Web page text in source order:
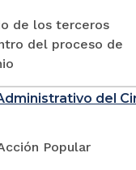
de los terceros
del proceso de
del
Popular